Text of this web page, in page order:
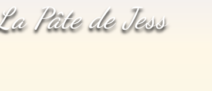
Pâte de Jess